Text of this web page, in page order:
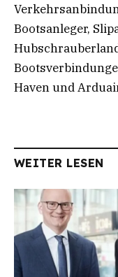
Bootsanleger,
Haven und
WEITER LESEN